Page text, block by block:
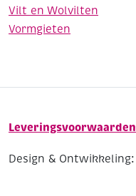
Vilt en Wolvilten
Vormgieten
Leveringsvoorwaarden
Design & Ontwikkeling: